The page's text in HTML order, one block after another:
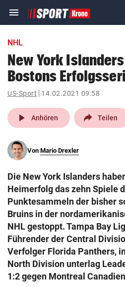
menu Navigation
ein-/ausklappen
account_circle Anmelden
pin_drop
Wien
search
eingeben
© Krone Multimedia GmbH & Co KG
Muthgasse 2, 1190 Wien
NHL
New York
Bostons
US-Sport 14.02.2021 09:58
play_arrow Anhören Teilen
Von Mario Drexler
Die New York Islanders
Heimerfolg das zehn Spiele
Punktesammeln der bisher
Bruins in der
NHL gestoppt. Tampa Bay
Führender der Central
Verfolger Florida Panthers,
North Division unterlag
1:2 gegen Montreal